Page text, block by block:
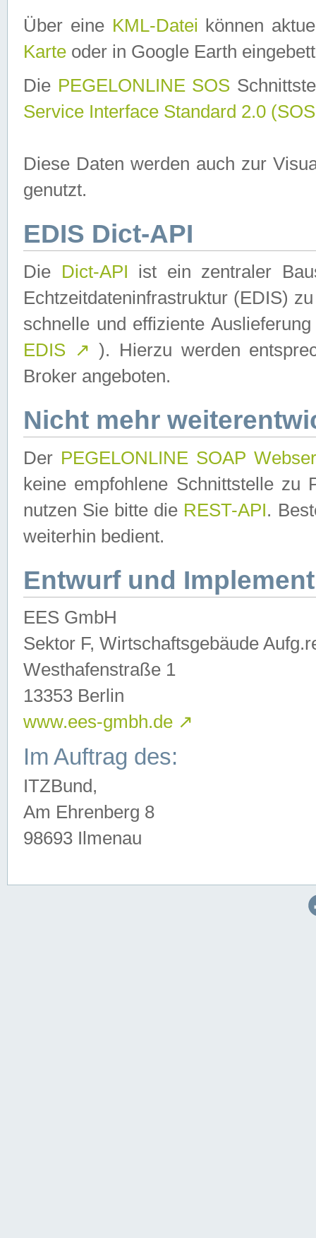
Über eine KML-Datei können
Karte oder in Google Earth
Die PEGELONLINE SOS
Service Interface Standard 2.0
Diese Daten werden auch zur
genutzt.
EDIS Dict-API
Die Dict-API ist ein zentraler
Echtzeitdateninfrastruktur (EDIS)
schnelle und effiziente
EDIS ↗ ). Hierzu werden
Broker angeboten.
Nicht mehr
Der PEGELONLINE SOAP
keine empfohlene Schnittstelle zu
nutzen Sie bitte die REST-API.
weiterhin bedient.
Entwurf und
EES GmbH
Sektor F, Wirtschaftsgebäude
Westhafenstraße 1
13353 Berlin
www.ees-gmbh.de ↗
Im Auftrag des:
ITZBund,
Am Ehrenberg 8
98693 Ilmenau